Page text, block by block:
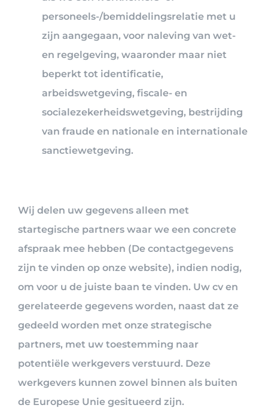
personeels-/bemiddelingsrelatie met u
zijn aangegaan, voor naleving van wet-
en regelgeving, waaronder maar niet
beperkt tot identificatie,
arbeidswetgeving, fiscale- en
socialezekerheidswetgeving, bestrijding
van fraude en nationale en internationale
sanctiewetgeving.
Wij delen uw gegevens alleen met
startegische partners waar we een concrete
afspraak mee hebben (De contactgegevens
zijn te vinden op onze website), indien nodig,
om voor u de juiste baan te vinden. Uw cv en
gerelateerde gegevens worden, naast dat ze
gedeeld worden met onze strategische
partners, met uw toestemming naar
potentiële werkgevers verstuurd. Deze
werkgevers kunnen zowel binnen als buiten
de Europese Unie gesitueerd zijn.